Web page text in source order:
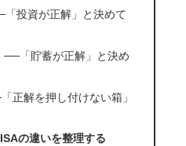
投資が正解」と決めて
──「貯蓄が正解」と決め
正解を押し付けない箱」
の違いを整理する